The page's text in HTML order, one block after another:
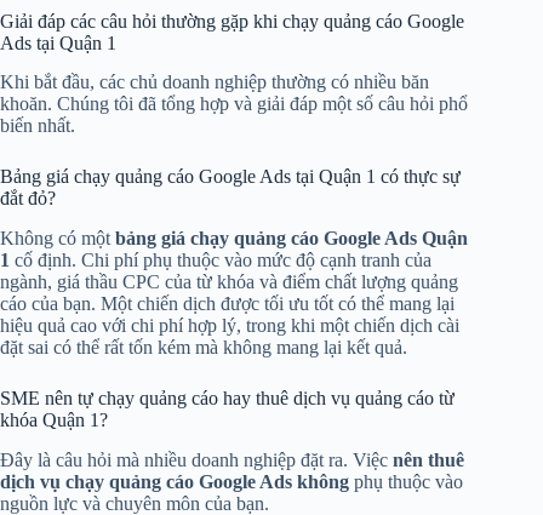
Giải đáp các câu hỏi thường gặp khi chạy quảng cáo Google
Ads tại Quận 1
Khi bắt đầu, các chủ doanh nghiệp thường có nhiều băn
khoăn. Chúng tôi đã tổng hợp và giải đáp một số câu hỏi phổ
biến nhất.
Bảng giá chạy quảng cáo Google Ads tại Quận 1 có thực sự
đắt đỏ?
Không có một bảng giá chạy quảng cáo Google Ads Quận
1 cố định. Chi phí phụ thuộc vào mức độ cạnh tranh của
ngành, giá thầu CPC của từ khóa và điểm chất lượng quảng
cáo của bạn. Một chiến dịch được tối ưu tốt có thể mang lại
hiệu quả cao với chi phí hợp lý, trong khi một chiến dịch cài
đặt sai có thể rất tốn kém mà không mang lại kết quả.
SME nên tự chạy quảng cáo hay thuê dịch vụ quảng cáo từ
khóa Quận 1?
Đây là câu hỏi mà nhiều doanh nghiệp đặt ra. Việc nên thuê
dịch vụ chạy quảng cáo Google Ads không phụ thuộc vào
nguồn lực và chuyên môn của bạn.